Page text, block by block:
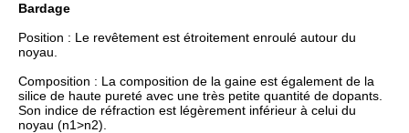
Bardage
Position : Le revêtement est étroitement enroulé autour du
noyau.
Composition : La composition de la gaine est également de la
silice de haute pureté avec une très petite quantité de dopants.
Son indice de réfraction est légèrement inférieur à celui du
noyau (n1>n2).